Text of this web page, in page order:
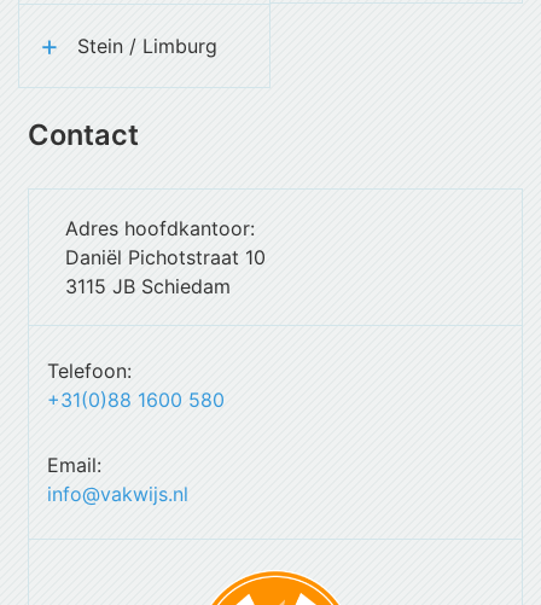
Stein / Limburg
Contact
Adres hoofdkantoor:
Daniël Pichotstraat 10
3115 JB Schiedam
Telefoon:
+31(0)88 1600 580
Email:
info@vakwijs.nl